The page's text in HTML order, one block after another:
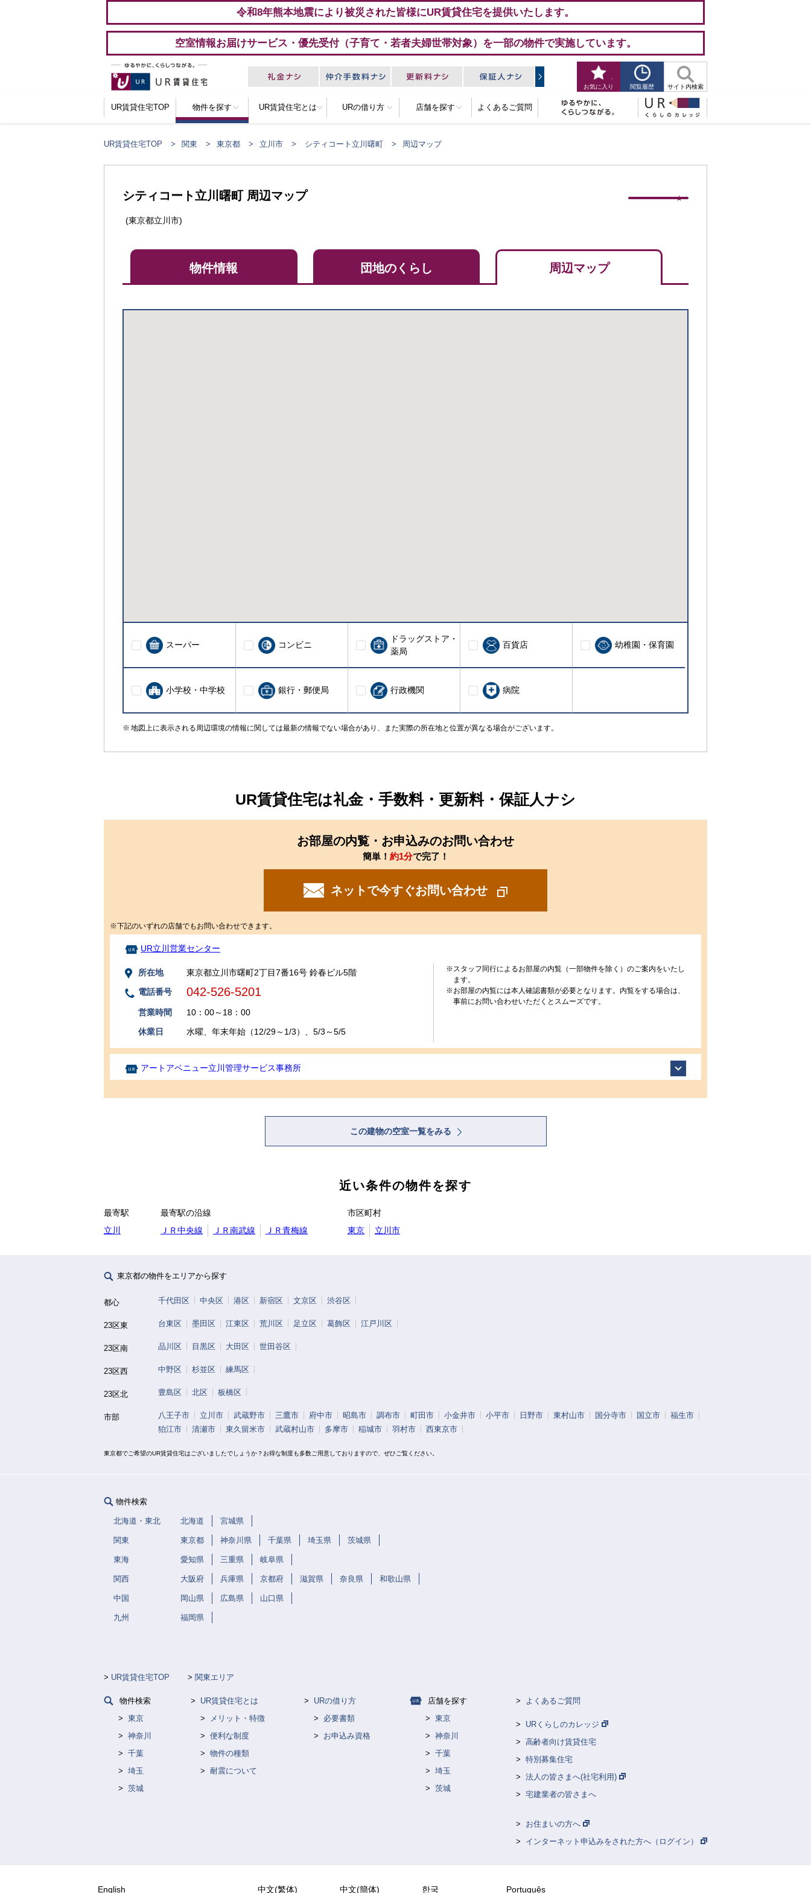
令和8年熊本地震により被災された皆様にUR賃貸住宅を提供いたします。
空室情報お届けサービス・優先受付（子育て・若者夫婦世帯対象）を一部の物件で実施しています。
お気に入り
-
閲覧履歴 サイト内検索
UR賃貸住宅TOP 物件を探す UR賃貸住宅とは URの借り方 店舗を探す よくあるご質問
UR賃貸住宅TOP 関東 東京都 立川市 シティコート立川曙町 周辺マップ
シティコート立川曙町 周辺マップ
(東京都立川市)
物件情報 団地のくらし 周辺マップ
スーパー コンビニ
ドラッグストア・
薬局
百貨店 幼稚園・保育園
小学校・中学校 銀行・郵便局 行政機関 病院
地図上に表示される周辺環境の情報に関しては最新の情報でない場合があり、また実際の所在地と位置が異なる場合がございます。
UR賃貸住宅は礼金・手数料・更新料・保証人ナシ
お部屋の内覧・お申込みのお問い合わせ
簡単！ 約1分で完了！
ネットで今すぐお問い合わせ
※下記のいずれの店舗でもお問い合わせできます。
UR立川営業センター
所在地
東京都立川市曙町2丁目7番16号 鈴春ビル5階
電話番号
042-526-5201
営業時間
10：00～18：00
休業日
水曜、年末年始（12/29～1/3）、5/3～5/5
※スタッフ同行によるお部屋の内覧（一部物件を除く）のご案内をいたし
ます。
※お部屋の内覧には本人確認書類が必要となります。内覧をする場合は、
事前にお問い合わせいただくとスムーズです。
アートアベニュー立川管理サービス事務所
この建物の空室一覧をみる
近い条件の物件を探す
最寄駅
立川
最寄駅の沿線
ＪＲ中央線
ＪＲ南武線 ＪＲ青梅線
市区町村
東京
立川市
東京都の物件をエリアから探す
都心 千代田区 中央区 港区 新宿区 文京区 渋谷区
23区東 台東区 墨田区 江東区 荒川区 足立区 葛飾区 江戸川区
23区南 品川区 目黒区 大田区 世田谷区
23区西 中野区 杉並区 練馬区
23区北 豊島区 北区 板橋区
市部 八王子市 立川市 武蔵野市 三鷹市 府中市 昭島市 調布市 町田市 小金井市 小平市 日野市 東村山市 国分寺市 国立市
福生市
狛江市
清瀬市 東久留米市 武蔵村山市 多摩市 稲城市 羽村市 西東京市
東京都でご希望のUR賃貸住宅はございましたでしょうか？お得な制度も多数ご用意しておりますので、ぜひご覧ください。
物件検索
北海道・東北 北海道 宮城県
関東 東京都 神奈川県 千葉県 埼玉県 茨城県
東海 愛知県 三重県 岐阜県
関西 大阪府 兵庫県 京都府 滋賀県 奈良県 和歌山県
中国 岡山県 広島県 山口県
九州 福岡県
UR賃貸住宅TOP 関東エリア
物件検索
東京
神奈川
千葉
埼玉
茨城
UR賃貸住宅とは
メリット・特徴
便利な制度
物件の種類
耐震について
URの借り方
必要書類
お申込み資格
店舗を探す
東京
神奈川
千葉
埼玉
茨城
よくあるご質問
URくらしのカレッジ
高齢者向け賃貸住宅
特別募集住宅
法人の皆さまへ(社宅利用)
宅建業者の皆さまへ
お住まいの方へ
インターネット申込みをされた方へ（ログイン）
English 中文(繁体) 中文(簡体) 한국 Português